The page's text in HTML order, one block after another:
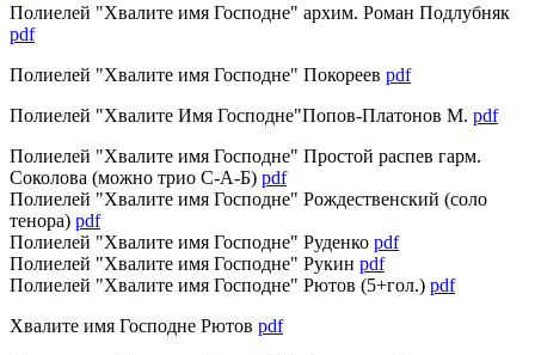
Полиелей "Хвалите имя Господне" архим. Роман Подлубняк
pdf
Полиелей "Хвалите имя Господне" Покореев pdf
Полиелей "Хвалите Имя Господне"Попов-Платонов М. pdf
Полиелей "Хвалите имя Господне" Простой распев гарм.
Соколова (можно трио С-А-Б) pdf
Полиелей "Хвалите имя Господне" Рождественский (соло
тенора) pdf
Полиелей "Хвалите имя Господне" Руденко pdf
Полиелей "Хвалите имя Господне" Рукин pdf
Полиелей "Хвалите имя Господне" Рютов (5+гол.) pdf
Хвалите имя Господне Рютов pdf